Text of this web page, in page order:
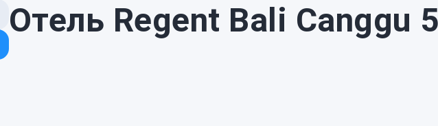
Отель Regent Bali Canggu